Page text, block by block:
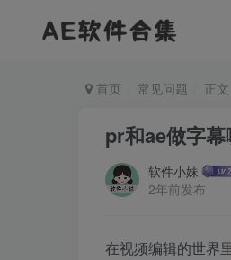
首页 常见问题 正文
pr和ae做字
软件小妹
2年前发布
在视频编辑的世界